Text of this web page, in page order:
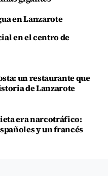
en Lanzarote
en el centro de
un restaurante que
de Lanzarote
era narcotráfico:
y un francés